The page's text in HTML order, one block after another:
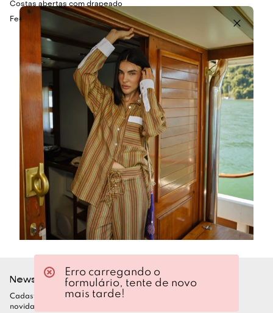
Costas abertas com drapeado
Fechamento em zíper invisível
Newsletter
Cadastre-se para ficar por dentro de todas as nossas
novidades. Garanta seu desconto assinando nossa
Erro carregando o
formulário, tente de novo
mais tarde!